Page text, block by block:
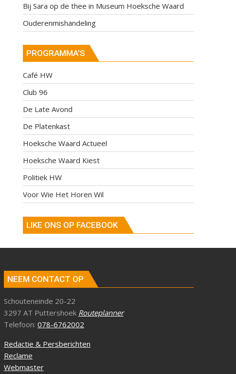
Bij Sara op de thee in Museum Hoeksche Waard
Ouderenmishandeling
PROGRAMMA’S
Café HW
Club 96
De Late Avond
De Platenkast
Hoeksche Waard Actueel
Hoeksche Waard Kiest
Politiek HW
Voor Wie Het Horen Wil
LIKE ONS OP FACEBOOK
NEEM CONTACT OP
Schouteneinde 20-22
3297 AT Puttershoek Routeplanner
Telefoon: 078-6762002
Redactie & Persberichten
Reclame
Webmaster